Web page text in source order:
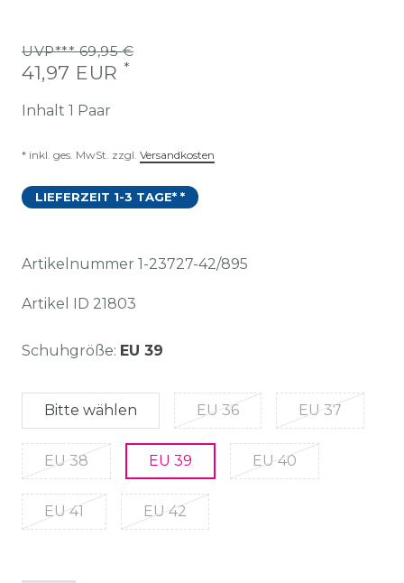
UVP*** 69,95 €
41,97 EUR *
Inhalt 1 Paar
* inkl. ges. MwSt. zzgl. Versandkosten
LIEFERZEIT 1-3 TAGE* *
Artikelnummer 1-23727-42/895
Artikel ID 21803
Schuhgröße: EU 39
Bitte wählen EU 36 EU 37
EU 38 EU 39 EU 40
EU 41 EU 42